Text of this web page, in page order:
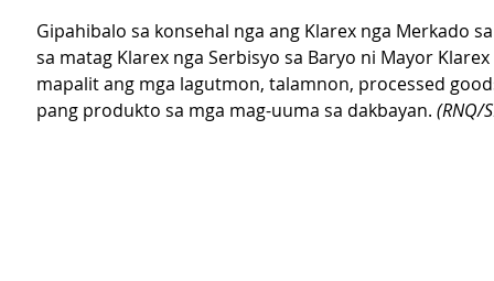
Gipahibalo sa konsehal nga ang Klarex nga Merkado
sa matag Klarex nga Serbisyo sa Baryo ni Mayor
mapalit ang mga lagutmon, talamnon, processed
pang produkto sa mga mag-uuma sa dakbayan. (RNQ/